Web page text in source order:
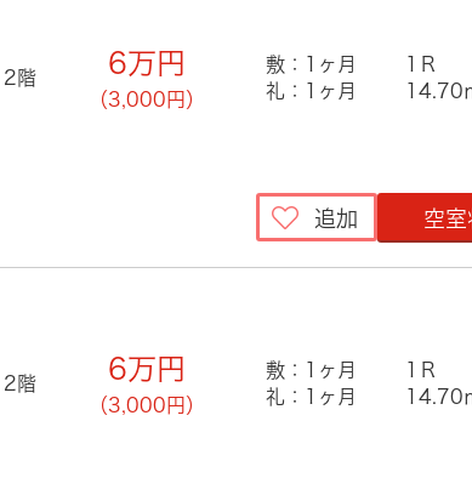
2階 6万円
（3,000円）
敷：1ヶ月
礼：1ヶ月
1Ｒ
14.70
追加 空
2階 6万円
（3,000円）
敷：1ヶ月
礼：1ヶ月
1Ｒ
14.70